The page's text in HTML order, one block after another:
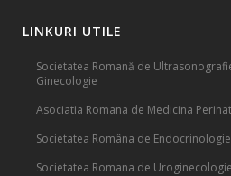
LINKURI UTILE
Societatea Romană de
Ginecologie
Asociatia Romana de Medicina
Societatea Româna de
Societatea Romana de Uroginecologie